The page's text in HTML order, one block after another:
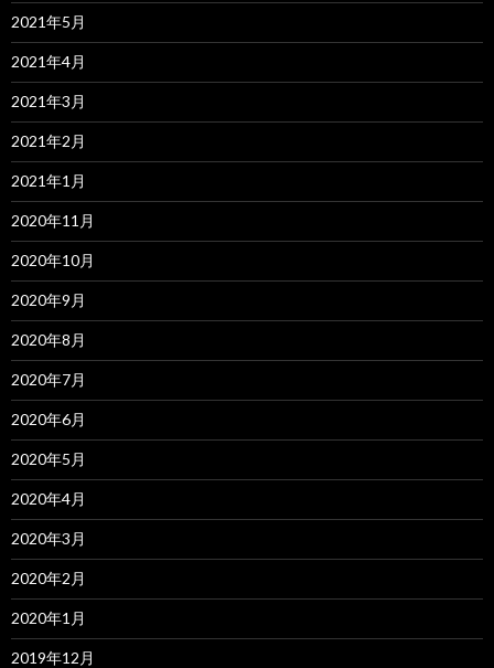
2021年5月
2021年4月
2021年3月
2021年2月
2021年1月
2020年11月
2020年10月
2020年9月
2020年8月
2020年7月
2020年6月
2020年5月
2020年4月
2020年3月
2020年2月
2020年1月
2019年12月